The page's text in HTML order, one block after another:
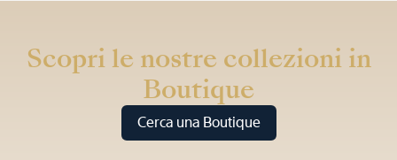
Scopri le nostre collezioni in
Boutique
Cerca una Boutique